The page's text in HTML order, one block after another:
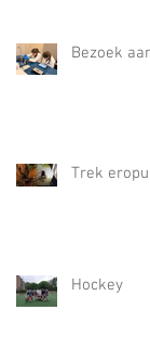
Bezoek
Trek
Hockey